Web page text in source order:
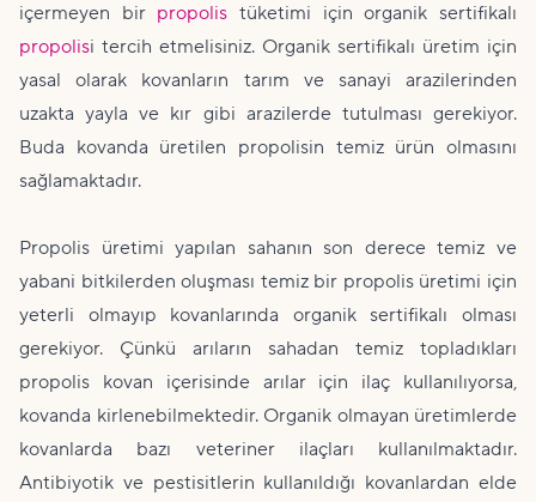
içermeyen bir propolis tüketimi için organik sertifikalı
propolisi tercih etmelisiniz. Organik sertifikalı üretim için
yasal olarak kovanların tarım ve sanayi arazilerinden
uzakta yayla ve kır gibi arazilerde tutulması gerekiyor.
Buda kovanda üretilen propolisin temiz ürün olmasını
sağlamaktadır.
Propolis üretimi yapılan sahanın son derece temiz ve
yabani bitkilerden oluşması temiz bir propolis üretimi için
yeterli olmayıp kovanlarında organik sertifikalı olması
gerekiyor. Çünkü arıların sahadan temiz topladıkları
propolis kovan içerisinde arılar için ilaç kullanılıyorsa,
kovanda kirlenebilmektedir. Organik olmayan üretimlerde
kovanlarda bazı veteriner ilaçları kullanılmaktadır.
Antibiyotik ve pestisitlerin kullanıldığı kovanlardan elde